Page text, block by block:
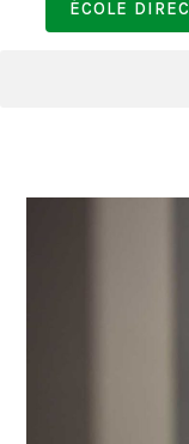
ÉCOLE